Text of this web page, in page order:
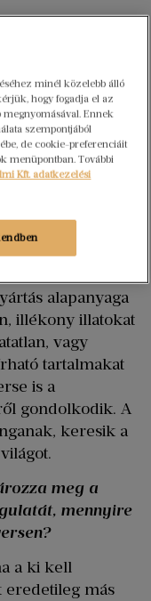
alapanyaga
illékony illatokat
vagy
tartalmakat
is a
gondolkodik. A
keresik a
meg a
mennyire
a ki kell
más
minél közelebb álló
hogy fogadja el az
megnyomásával. Ennek
szempontjából
de cookie-preferenciáit
menüpontban. További
Kft. adatkezelési